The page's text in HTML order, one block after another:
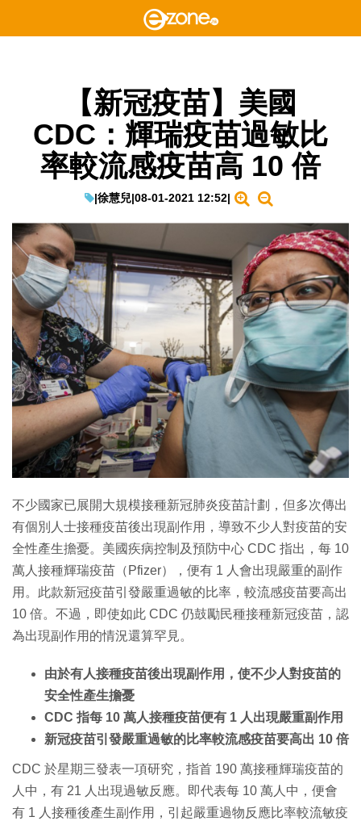
【新冠疫苗】美國
CDC：輝瑞疫苗過敏比
率較流感疫苗高 10 倍
|徐慧兒|08-01-2021 12:52|
不少國家已展開大規模接種新冠肺炎疫苗計劃，但多次傳出
有個別人士接種疫苗後出現副作用，導致不少人對疫苗的安
全性產生擔憂。美國疾病控制及預防中心 CDC 指出，每 10
萬人接種輝瑞疫苗（Pfizer），便有 1 人會出現嚴重的副作
用。此款新冠疫苗引發嚴重過敏的比率，較流感疫苗要高出
10 倍。不過，即使如此 CDC 仍鼓勵民種接種新冠疫苗，認
為出現副作用的情況還算罕見。
由於有人接種疫苗後出現副作用，使不少人對疫苗的
安全性產生擔憂
CDC 指每 10 萬人接種疫苗便有 1 人出現嚴重副作用
新冠疫苗引發嚴重過敏的比率較流感疫苗要高出 10 倍
CDC 於星期三發表一項研究，指首 190 萬接種輝瑞疫苗的
人中，有 21 人出現過敏反應。即代表每 10 萬人中，便會
有 1 人接種後產生副作用，引起嚴重過物反應比率較流敏疫